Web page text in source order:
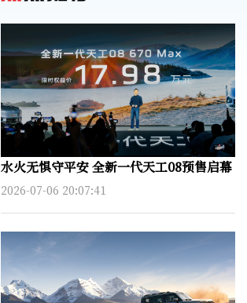
水火无惧守平安 全新一代天工08预售启幕
2026-07-06 20:07:41